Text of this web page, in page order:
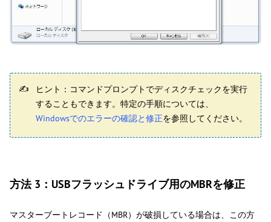
ヒント：コマンドプロンプトでディスクチェックを実行
することもできます。特定の手順については、
Windowsでのエラーの確認と修正を参照してください。
方法 3：USBフラッシュドライブ用のMBRを修正
マスターブートレコード（MBR）が破損している場合は、この方